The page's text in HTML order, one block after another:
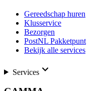
Gereedschap huren
Klusservice
Bezorgen
PostNL Pakketpunt
Bekijk alle services
Services